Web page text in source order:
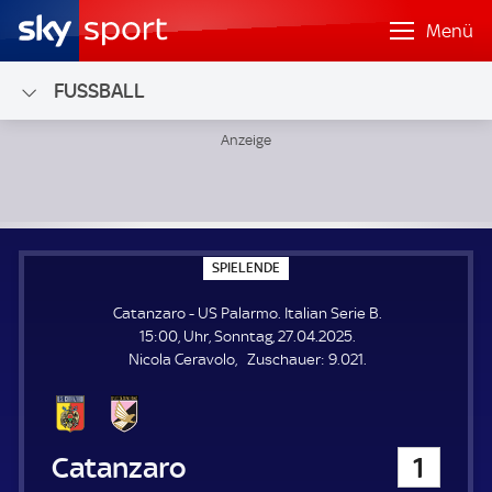
Menü
FUSSBALL
SPIELENDE
P
L
E
N
Catanzaro - US Palarmo. Italian Serie B.
15:00, Uhr, Sonntag, 27.04.2025.
Nicola Ceravolo
Zuschauer: Z
9.021.
Catanzaro 1